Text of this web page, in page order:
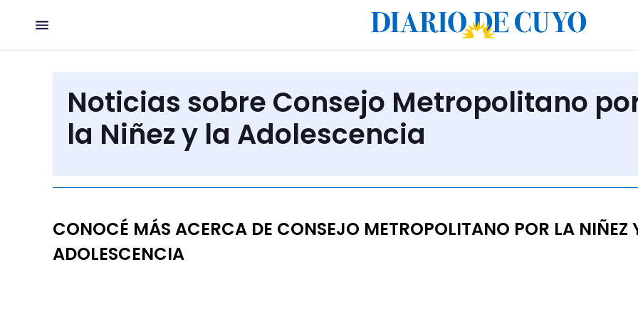
Noticias sobre Consejo Metropolitano
la Niñez y la Adolescencia
CONOCÉ MÁS ACERCA DE CONSEJO METROPOLITANO POR LA NIÑEZ
ADOLESCENCIA